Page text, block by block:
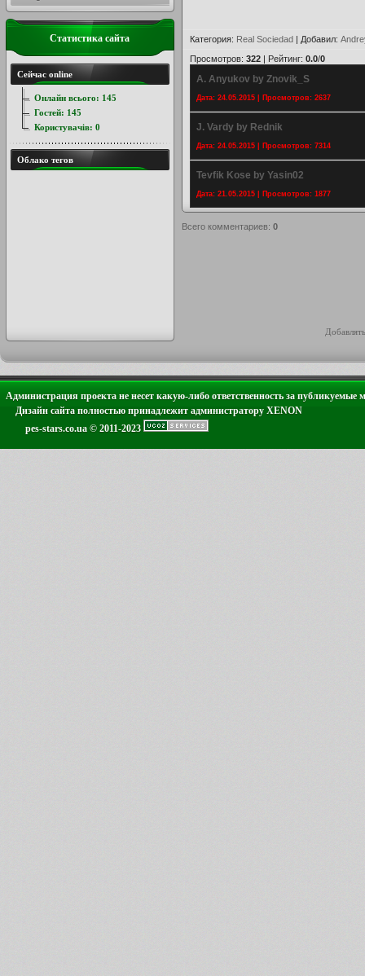
Категория: Real Sociedad | Добавил:
Просмотров: 322 | Рейтинг: 0.0/0
A. Anyukov by Znovik_S
Дата: 24.05.2015 | Просмотров: 2637
J. Vardy by Rednik
Дата: 24.05.2015 | Просмотров: 7314
Tevfik Kose by Yasin02
Дата: 21.05.2015 | Просмотров: 1877
Всего комментариев: 0
Статистика сайта
Сейчас online
Онлайн всього: 145
Гостей: 145
Користувачів: 0
Облако тегов
Администрация проекта не несет какую-либо ответственность за публикуемые
Дизайн сайта полностью принадлежит администратору XENON
pes-stars.co.ua © 2011-2023